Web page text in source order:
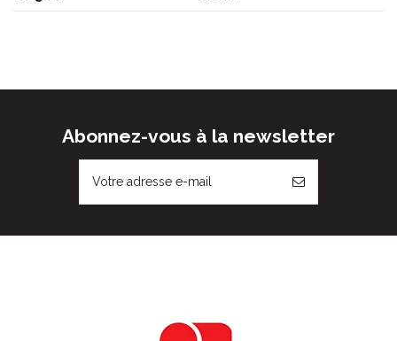
Abonnez-vous à la newsletter